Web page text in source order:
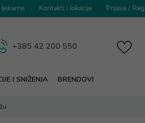
Kontakti i lokacije Prijava /
+385 42 200 550
I SNIŽENJA BRENDOVI